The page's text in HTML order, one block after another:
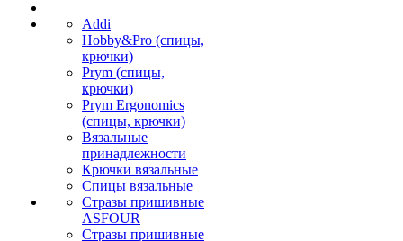
Addi
Hobby&Pro (спицы,
крючки)
Prym (спицы,
крючки)
Prym Ergonomics
(спицы, крючки)
Вязальные
принадлежности
Крючки вязальные
Спицы вязальные
Стразы пришивные
ASFOUR
Стразы пришивные